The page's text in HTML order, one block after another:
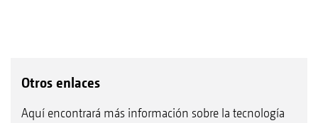
Otros enlaces
Aquí encontrará más información sobre la tecnología